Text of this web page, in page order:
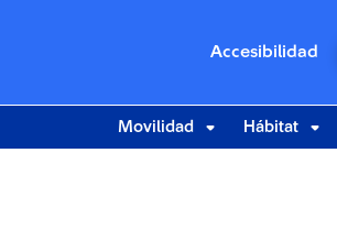
Accesibilidad
Movilidad Hábitat